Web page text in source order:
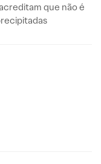
que não é